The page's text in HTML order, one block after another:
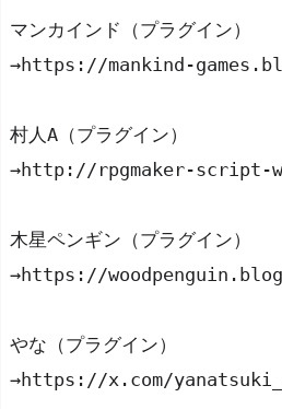
マンカインド（プラグイン）
→https://mankind-
村人A（プラグイン）
→http://rpgmaker-script-
木星ペンギン（プラグイン）
→https://
やな（プラグイン）
→https://x.com/